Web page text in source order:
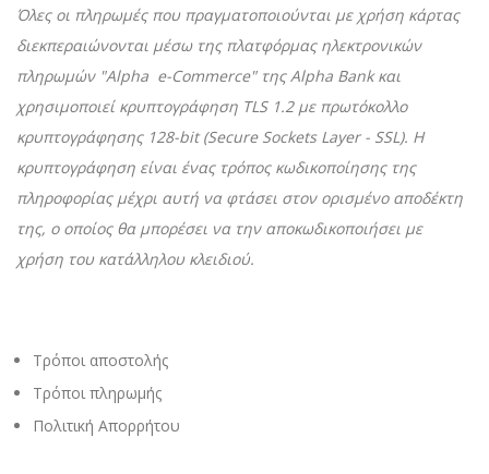
Όλες οι πληρωμές που πραγματοποιούνται με χρήση κάρτας
διεκπεραιώνονται μέσω της πλατφόρμας ηλεκτρονικών
πληρωμών "Alpha e-Commerce" της Alpha Bank και
χρησιμοποιεί κρυπτογράφηση TLS 1.2 με πρωτόκολλο
κρυπτογράφησης 128-bit (Secure Sockets Layer - SSL). Η
κρυπτογράφηση είναι ένας τρόπος κωδικοποίησης της
πληροφορίας μέχρι αυτή να φτάσει στον ορισμένο αποδέκτη
της, ο οποίος θα μπορέσει να την αποκωδικοποιήσει με
χρήση του κατάλληλου κλειδιού.
Τρόποι αποστολής
Τρόποι πληρωμής
Πολιτική Απορρήτου